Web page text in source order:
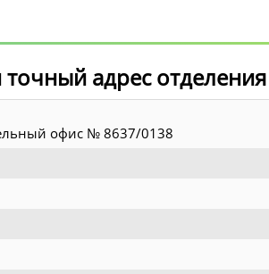
адрес отделения
офис № 8637/0138